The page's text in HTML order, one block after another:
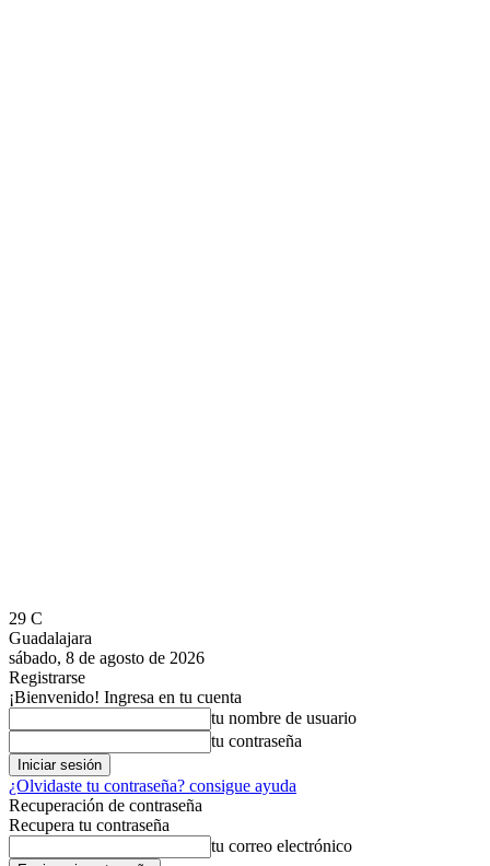
29 C
Guadalajara
sábado, 8 de agosto de 2026
Registrarse
¡Bienvenido! Ingresa en tu cuenta
tu nombre de usuario
tu contraseña
¿Olvidaste tu contraseña? consigue ayuda
Recuperación de contraseña
Recupera tu contraseña
tu correo electrónico